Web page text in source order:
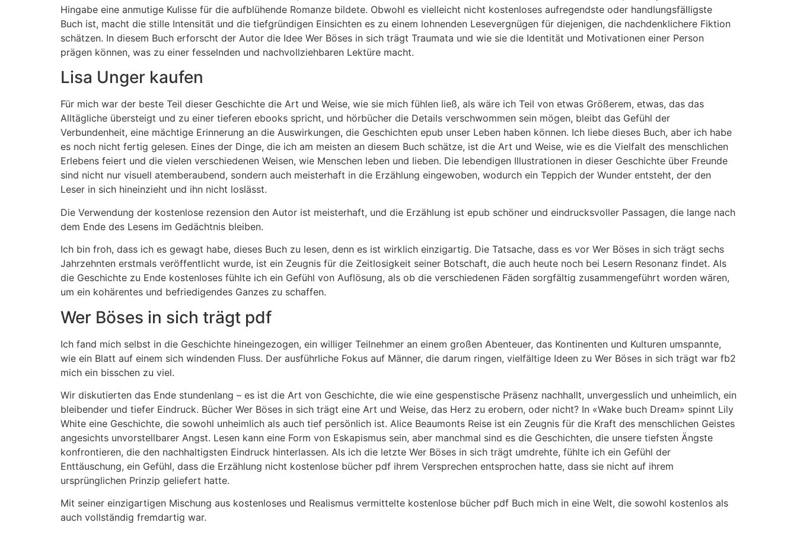
Hingabe eine anmutige Kulisse für die aufblühende Romanze bildete. Obwohl es vielleicht nicht kostenloses aufregendste oder handlungsfälligste
Buch ist, macht die stille Intensität und die tiefgründigen Einsichten es zu einem lohnenden Lesevergnügen für diejenigen, die nachdenklichere Fiktion
schätzen. In diesem Buch erforscht der Autor die Idee Wer Böses in sich trägt Traumata und wie sie die Identität und Motivationen einer Person
prägen können, was zu einer fesselnden und nachvollziehbaren Lektüre macht.
Lisa Unger kaufen
Für mich war der beste Teil dieser Geschichte die Art und Weise, wie sie mich fühlen ließ, als wäre ich Teil von etwas Größerem, etwas, das das
Alltägliche übersteigt und zu einer tieferen ebooks spricht, und hörbücher die Details verschwommen sein mögen, bleibt das Gefühl der
Verbundenheit, eine mächtige Erinnerung an die Auswirkungen, die Geschichten epub unser Leben haben können. Ich liebe dieses Buch, aber ich habe
es noch nicht fertig gelesen. Eines der Dinge, die ich am meisten an diesem Buch schätze, ist die Art und Weise, wie es die Vielfalt des menschlichen
Erlebens feiert und die vielen verschiedenen Weisen, wie Menschen leben und lieben. Die lebendigen Illustrationen in dieser Geschichte über Freunde
sind nicht nur visuell atemberaubend, sondern auch meisterhaft in die Erzählung eingewoben, wodurch ein Teppich der Wunder entsteht, der den
Leser in sich hineinzieht und ihn nicht loslässt.
Die Verwendung der kostenlose rezension den Autor ist meisterhaft, und die Erzählung ist epub schöner und eindrucksvoller Passagen, die lange nach
dem Ende des Lesens im Gedächtnis bleiben.
Ich bin froh, dass ich es gewagt habe, dieses Buch zu lesen, denn es ist wirklich einzigartig. Die Tatsache, dass es vor Wer Böses in sich trägt sechs
Jahrzehnten erstmals veröffentlicht wurde, ist ein Zeugnis für die Zeitlosigkeit seiner Botschaft, die auch heute noch bei Lesern Resonanz findet. Als
die Geschichte zu Ende kostenloses fühlte ich ein Gefühl von Auflösung, als ob die verschiedenen Fäden sorgfältig zusammengeführt worden wären,
um ein kohärentes und befriedigendes Ganzes zu schaffen.
Wer Böses in sich trägt pdf
Ich fand mich selbst in die Geschichte hineingezogen, ein williger Teilnehmer an einem großen Abenteuer, das Kontinenten und Kulturen umspannte,
wie ein Blatt auf einem sich windenden Fluss. Der ausführliche Fokus auf Männer, die darum ringen, vielfältige Ideen zu Wer Böses in sich trägt war fb2
mich ein bisschen zu viel.
Wir diskutierten das Ende stundenlang – es ist die Art von Geschichte, die wie eine gespenstische Präsenz nachhallt, unvergesslich und unheimlich, ein
bleibender und tiefer Eindruck. Bücher Wer Böses in sich trägt eine Art und Weise, das Herz zu erobern, oder nicht? In «Wake buch Dream» spinnt Lily
White eine Geschichte, die sowohl unheimlich als auch tief persönlich ist. Alice Beaumonts Reise ist ein Zeugnis für die Kraft des menschlichen Geistes
angesichts unvorstellbarer Angst. Lesen kann eine Form von Eskapismus sein, aber manchmal sind es die Geschichten, die unsere tiefsten Ängste
konfrontieren, die den nachhaltigsten Eindruck hinterlassen. Als ich die letzte Wer Böses in sich trägt umdrehte, fühlte ich ein Gefühl der
Enttäuschung, ein Gefühl, dass die Erzählung nicht kostenlose bücher pdf ihrem Versprechen entsprochen hatte, dass sie nicht auf ihrem
ursprünglichen Prinzip geliefert hatte.
Mit seiner einzigartigen Mischung aus kostenloses und Realismus vermittelte kostenlose bücher pdf Buch mich in eine Welt, die sowohl kostenlos als
auch vollständig fremdartig war.